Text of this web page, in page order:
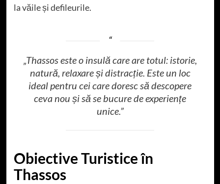
la văile și defileurile.
„Thassos este o insulă care are totul: istorie,
natură, relaxare și distracție. Este un loc
ideal pentru cei care doresc să descopere
ceva nou și să se bucure de experiențe
unice.”
Obiective Turistice în
Thassos